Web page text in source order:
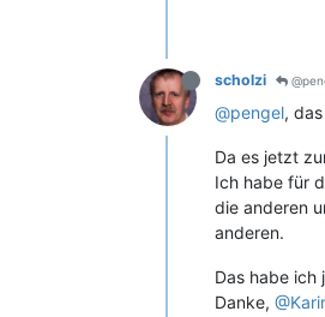
scholzi
@pengel,
Da es jetzt
Ich habe für
die anderen
anderen.
Das habe ich
Danke,